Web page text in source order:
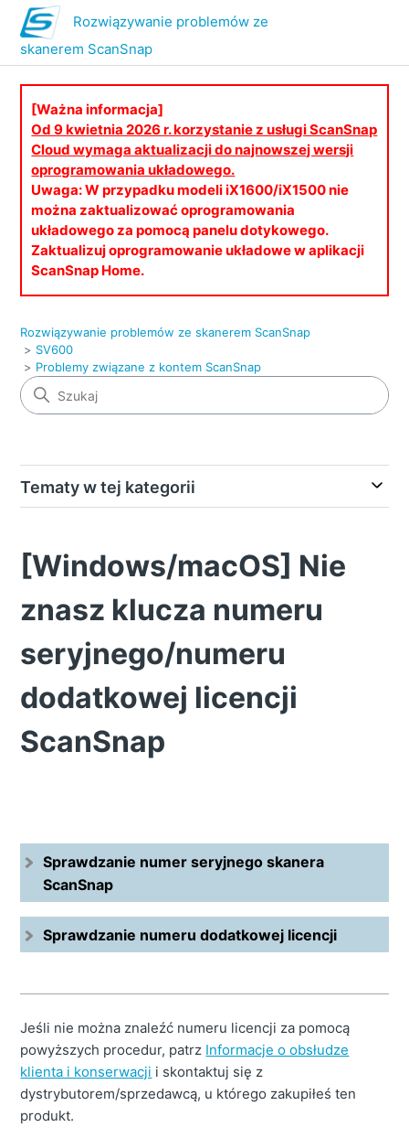
Rozwiązywanie problemów ze
skanerem ScanSnap
[Ważna informacja]
Od 9 kwietnia 2026 r. korzystanie z usługi ScanSnap
Cloud wymaga aktualizacji do najnowszej wersji
oprogramowania układowego.
Uwaga: W przypadku modeli iX1600/iX1500 nie
można zaktualizować oprogramowania
układowego za pomocą panelu dotykowego.
Zaktualizuj oprogramowanie układowe w aplikacji
ScanSnap Home.
Rozwiązywanie problemów ze skanerem ScanSnap
SV600
Problemy związane z kontem ScanSnap
Tematy w tej kategorii
[Windows/macOS] Nie
znasz klucza numeru
seryjnego/numeru
dodatkowej licencji
ScanSnap
Sprawdzanie numer seryjnego skanera
ScanSnap
Sprawdzanie numeru dodatkowej licencji
Jeśli nie można znaleźć numeru licencji za pomocą
powyższych procedur, patrz Informacje o obsłudze
klienta i konserwacji i skontaktuj się z
dystrybutorem/sprzedawcą, u którego zakupiłeś ten
produkt.